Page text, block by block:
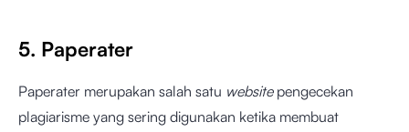
5. Paperater
Paperater merupakan salah satu website pengecekan
plagiarisme yang sering digunakan ketika membuat